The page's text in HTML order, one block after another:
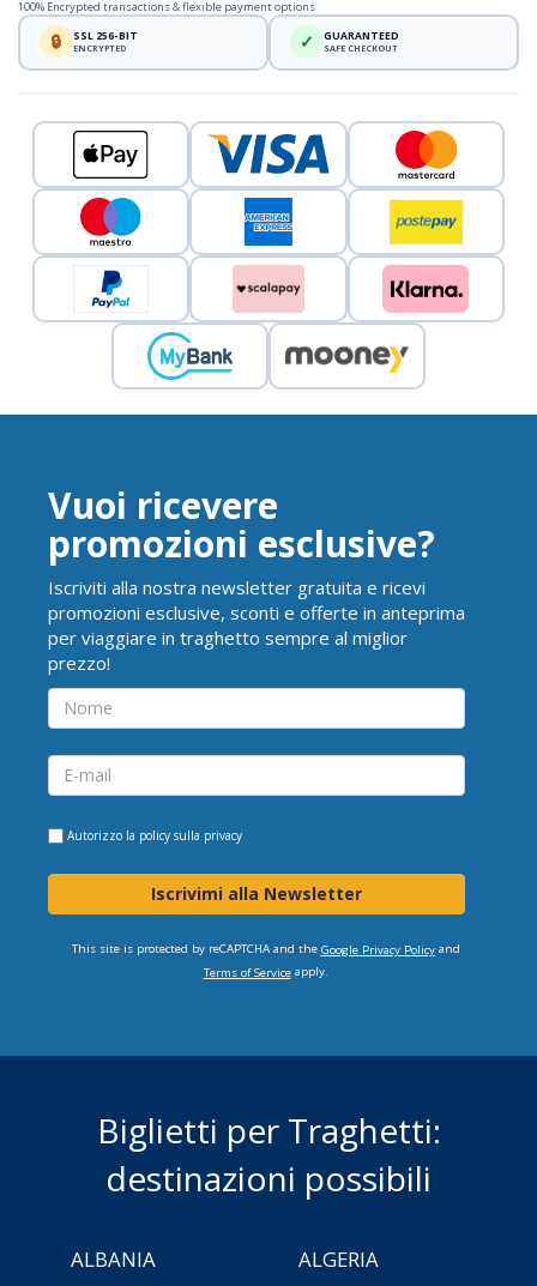
100% Encrypted transactions & flexible payment options
🔒 SSL 256-BIT
ENCRYPTED ✓ GUARANTEED
SAFE CHECKOUT
Vuoi ricevere
promozioni esclusive?
Iscriviti alla nostra newsletter gratuita e ricevi
promozioni esclusive, sconti e offerte in anteprima
per viaggiare in traghetto sempre al miglior
prezzo!
Autorizzo la policy sulla privacy
Iscrivimi alla Newsletter
This site is protected by reCAPTCHA and the Google Privacy Policyand
Terms of Serviceapply.
Biglietti per Traghetti:
destinazioni possibili
ALBANIA
ALGERIA